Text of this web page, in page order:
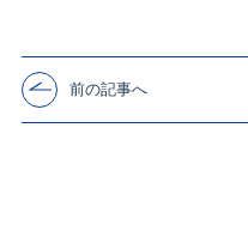
前の記事へ